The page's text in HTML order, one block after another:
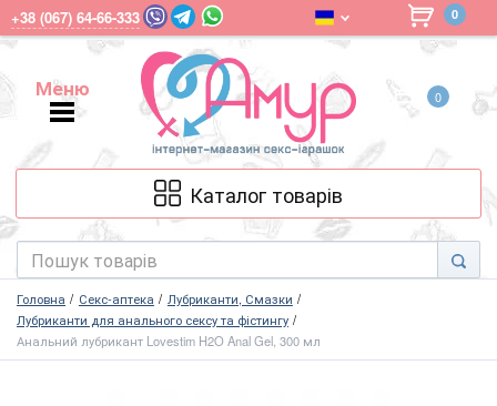
+38 (067) 64-66-333 0
Меню
Меню
0
Каталог товарів
Головна Секс-аптека
Лубриканти, Смазки
Лубриканти для анального сексу та фістингу
Анальний лубрикант Lovestim H2O Anal Gel, 300 мл